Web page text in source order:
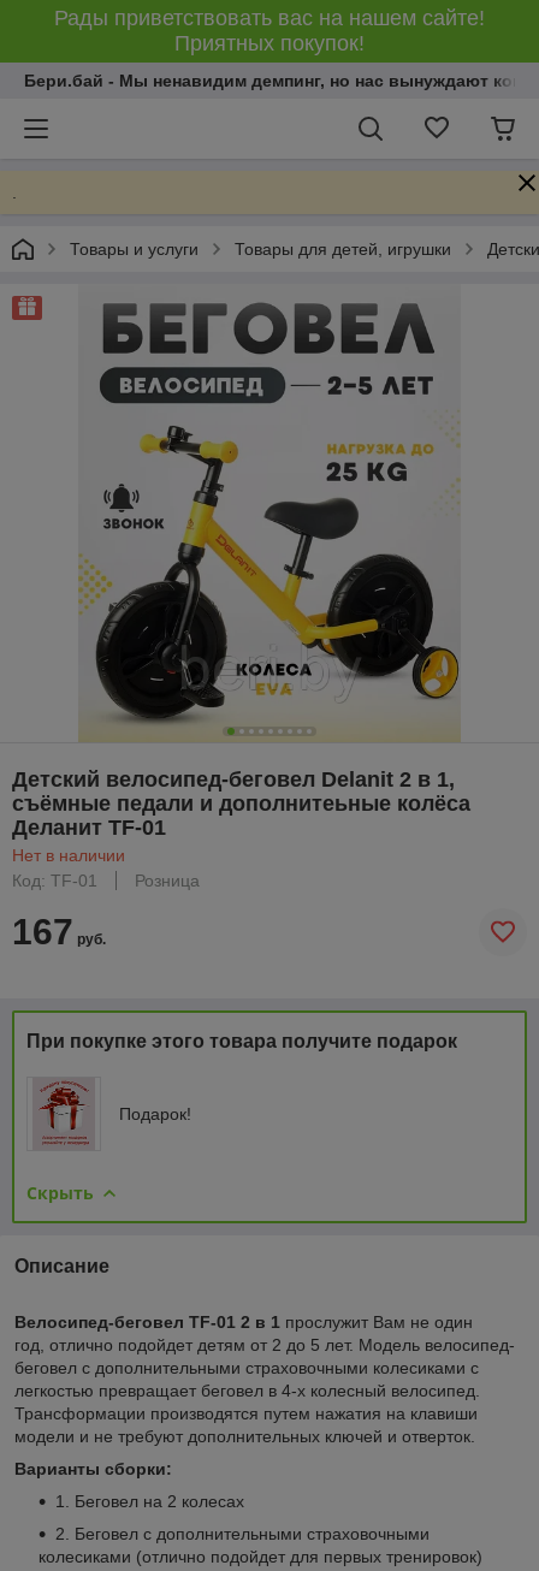
Рады приветствовать вас на нашем сайте!
Приятных покупок!
Бери.бай - Мы ненавидим демпинг, но нас вынуждают
Товары и услуги Товары для детей, игрушки
Детский велосипед-беговел Delanit 2 в 1,
съёмные педали и дополнитеьные колёса
Деланит TF-01
Нет в наличии
Код: TF-01
Розница
167 руб.
При покупке этого товара получите подарок
Подарок!
Скрыть
Описание
Велосипед-беговел TF-01 2 в 1 прослужит Вам не один
год, отлично подойдет детям от 2 до 5 лет. Модель велосипед-
беговел с дополнительными страховочными колесиками с
легкостью превращает беговел в 4-х колесный велосипед.
Трансформации производятся путем нажатия на клавиши
модели и не требуют дополнительных ключей и отверток.
Варианты сборки:
1. Беговел на 2 колесах
2. Беговел с дополнительными страховочными
колесиками (отлично подойдет для первых тренировок)